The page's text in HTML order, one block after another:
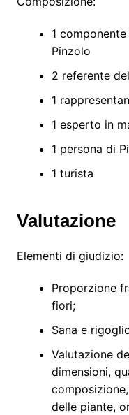
1
Pinzolo
2 referente
1
1 esperto in
1 persona di
1 turista
Valutazione
Elementi di giudizio:
Proporzione
fiori;
Sana e
Valutazione
dimensioni,
delle piante,